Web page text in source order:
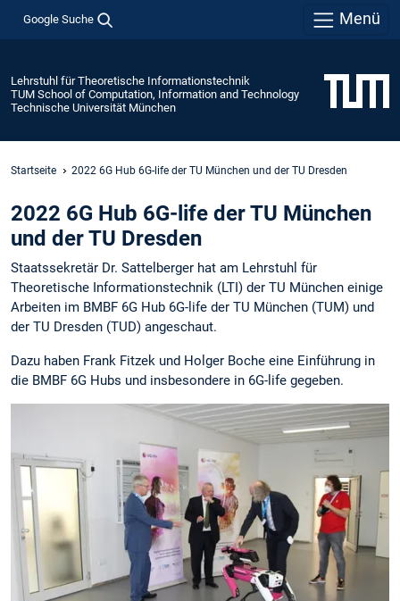
Google Suche Menü
Lehrstuhl für Theoretische Informationstechnik
TUM School of Computation, Information and Technology
Technische Universität München
Startseite 2022 6G Hub 6G-life der TU München und der TU Dresden
2022 6G Hub 6G-life der TU München
und der TU Dresden
Staatssekretär Dr. Sattelberger hat am Lehrstuhl für
Theoretische Informationstechnik (LTI) der TU München einige
Arbeiten im BMBF 6G Hub 6G-life der TU München (TUM) und
der TU Dresden (TUD) angeschaut.
Dazu haben Frank Fitzek und Holger Boche eine Einführung in
die BMBF 6G Hubs und insbesondere in 6G-life gegeben.